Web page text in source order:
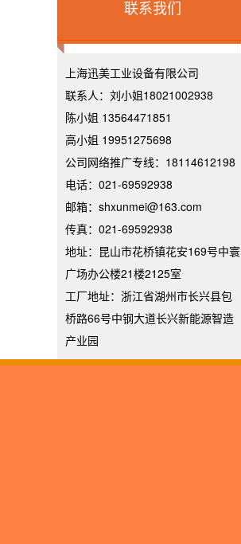
联系我们
上海迅美工业设备有限公司
联系人：刘小姐18021002938
陈小姐 13564471851
高小姐 19951275698
公司网络推广专线：18114612198
电话：021-69592938
邮箱：shxunmei@163.com
传真：021-69592938
地址：昆山市花桥镇花安169号中寰
广场办公楼21楼2125室
工厂地址：浙江省湖州市长兴县包
桥路66号中钢大道长兴新能源智造
产业园